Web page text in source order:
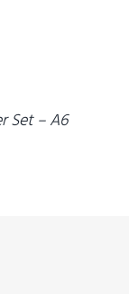
Set – A6